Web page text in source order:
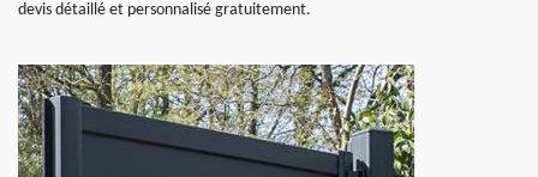
devis détaillé et personnalisé gratuitement.